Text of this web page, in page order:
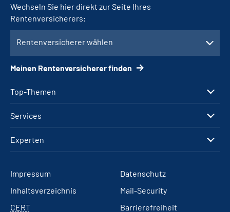
Top-Themen
Services
Experten
Wechseln Sie hier direkt zur Seite Ihres
Rentenversicherers:
Rentenversicherer wählen
Meinen Rentenversicherer finden
Impressum
Datenschutz
Inhaltsverzeichnis
Mail-Security
CERT
Barrierefreiheit